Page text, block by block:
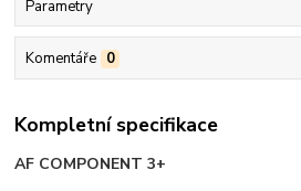
Parametry
Komentáře 0
Kompletní specifikace
AF COMPONENT 3+